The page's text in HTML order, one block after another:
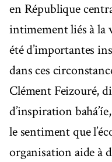
en République
intimement liés à la
été d’importantes
dans ces
Clément Feizouré,
d’inspiration
le sentiment que
organisation aide à